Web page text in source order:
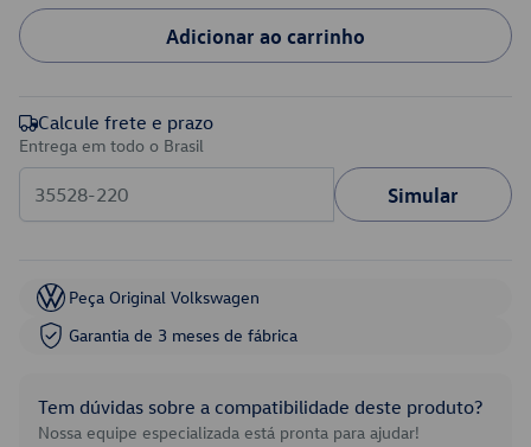
Adicionar ao carrinho
Calcule frete e prazo
Entrega em todo o Brasil
Simular
Peça Original Volkswagen
Garantia de 3 meses de fábrica
Tem dúvidas sobre a compatibilidade deste produto?
Nossa equipe especializada está pronta para ajudar!